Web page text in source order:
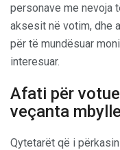
personave me nevoja
aksesit në votim, dhe
për të mundësuar
interesuar.
Afati për
veçanta
Qytetarët që i